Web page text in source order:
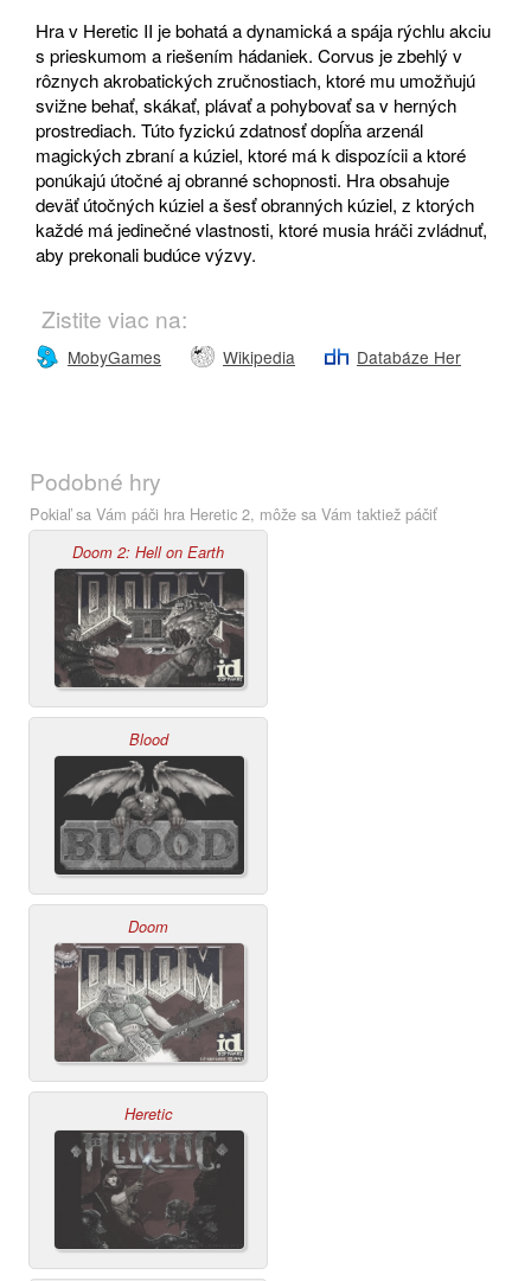
Hra v Heretic II je bohatá a dynamická a spája rýchlu akciu
s prieskumom a riešením hádaniek. Corvus je zbehlý v
rôznych akrobatických zručnostiach, ktoré mu umožňujú
svižne behať, skákať, plávať a pohybovať sa v herných
prostrediach. Túto fyzickú zdatnosť dopĺňa arzenál
magických zbraní a kúziel, ktoré má k dispozícii a ktoré
ponúkajú útočné aj obranné schopnosti. Hra obsahuje
deväť útočných kúziel a šesť obranných kúziel, z ktorých
každé má jedinečné vlastnosti, ktoré musia hráči zvládnuť,
aby prekonali budúce výzvy.
Zistite viac na:
MobyGames Wikipedia Databáze Her
Podobné hry
Pokiaľ sa Vám páči hra Heretic 2, môže sa Vám taktiež páčiť
Doom 2: Hell on Earth
Blood
Doom
Heretic